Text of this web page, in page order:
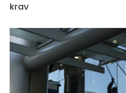
krav